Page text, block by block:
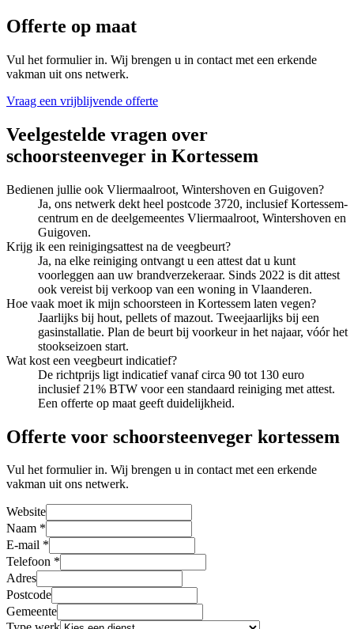
Offerte op maat
Vul het formulier in. Wij brengen u in contact met een erkende
vakman uit ons netwerk.
Vraag een vrijblijvende offerte
Veelgestelde vragen over
schoorsteenveger in Kortessem
Bedienen jullie ook Vliermaalroot, Wintershoven en Guigoven?
Ja, ons netwerk dekt heel postcode 3720, inclusief Kortessem-
centrum en de deelgemeentes Vliermaalroot, Wintershoven en
Guigoven.
Krijg ik een reinigingsattest na de veegbeurt?
Ja, na elke reiniging ontvangt u een attest dat u kunt
voorleggen aan uw brandverzekeraar. Sinds 2022 is dit attest
ook vereist bij verkoop van een woning in Vlaanderen.
Hoe vaak moet ik mijn schoorsteen in Kortessem laten vegen?
Jaarlijks bij hout, pellets of mazout. Tweejaarlijks bij een
gasinstallatie. Plan de beurt bij voorkeur in het najaar, vóór het
stookseizoen start.
Wat kost een veegbeurt indicatief?
De richtprijs ligt indicatief vanaf circa 90 tot 130 euro
inclusief 21% BTW voor een standaard reiniging met attest.
Een offerte op maat geeft duidelijkheid.
Offerte voor schoorsteenveger kortessem
Vul het formulier in. Wij brengen u in contact met een erkende
vakman uit ons netwerk.
Website
Naam *
E-mail *
Telefoon *
Adres
Postcode
Gemeente